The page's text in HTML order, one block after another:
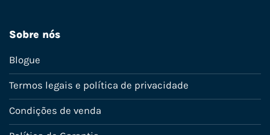
Sobre nós
Blogue
Termos legais e política de privacidade
Condições de venda